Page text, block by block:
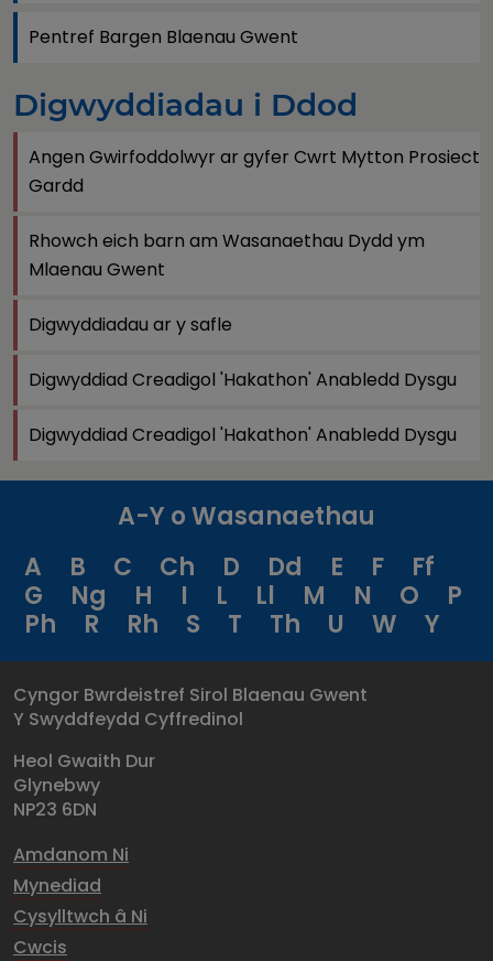
Pentref Bargen Blaenau Gwent
Digwyddiadau i Ddod
Angen Gwirfoddolwyr ar gyfer Cwrt Mytton Prosiect
Gardd
Rhowch eich barn am Wasanaethau Dydd ym
Mlaenau Gwent
Digwyddiadau ar y safle
Digwyddiad Creadigol 'Hakathon' Anabledd Dysgu
Digwyddiad Creadigol 'Hakathon' Anabledd Dysgu
A-Y o Wasanaethau
A
B C Ch D Dd E F
Ff
G
Ng H I L Ll M N O
P
Ph
R Rh S T Th U W Y
Cyngor Bwrdeistref Sirol Blaenau Gwent
Y Swyddfeydd Cyffredinol
Heol Gwaith Dur
Glynebwy
NP23 6DN
Amdanom Ni
Mynediad
Cysylltwch â Ni
Cwcis